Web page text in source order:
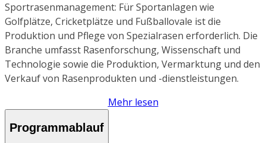
Sportrasenmanagement: Für Sportanlagen wie
Golfplätze, Cricketplätze und Fußballovale ist die
Produktion und Pflege von Spezialrasen erforderlich. Die
Branche umfasst Rasenforschung, Wissenschaft und
Technologie sowie die Produktion, Vermarktung und den
Verkauf von Rasenprodukten und -dienstleistungen.
Mehr lesen
Programmablauf